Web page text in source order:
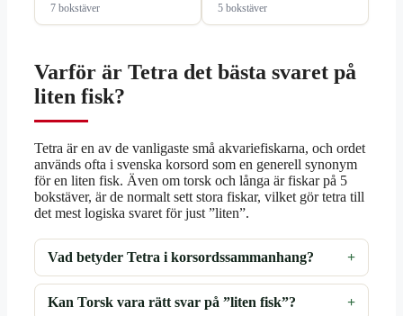
7 bokstäver 5 bokstäver
Varför är Tetra det bästa svaret på
liten fisk?
Tetra är en av de vanligaste små akvariefiskarna, och ordet
används ofta i svenska korsord som en generell synonym
för en liten fisk. Även om torsk och långa är fiskar på 5
bokstäver, är de normalt sett stora fiskar, vilket gör tetra till
det mest logiska svaret för just ”liten”.
Vad betyder Tetra i korsordssammanhang?
Kan Torsk vara rätt svar på ”liten fisk”?